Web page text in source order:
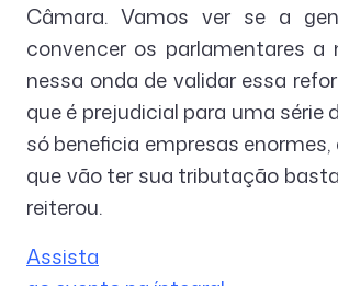
Câmara. Vamos ver se a
convencer os parlamentares a
nessa onda de validar essa
que é prejudicial para uma série
só beneficia empresas enormes,
que vão ter sua tributação
reiterou.
Assista